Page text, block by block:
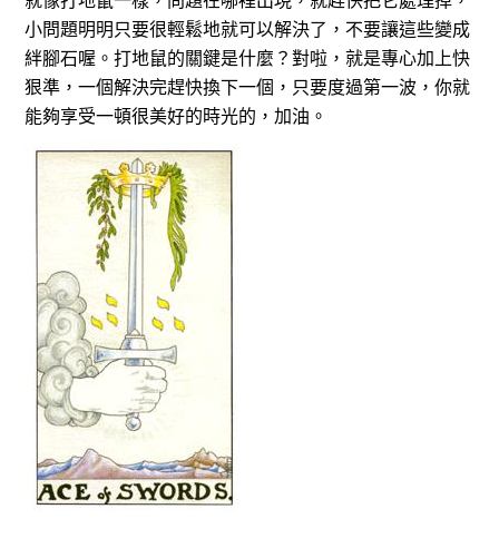
小問題明明只要很輕鬆地就可以解決了，不要讓這些變成
絆腳石喔。打地鼠的關鍵是什麼？對啦，就是專心加上快
狠準，一個解決完趕快換下一個，只要度過第一波，你就
能夠享受一頓很美好的時光的，加油。